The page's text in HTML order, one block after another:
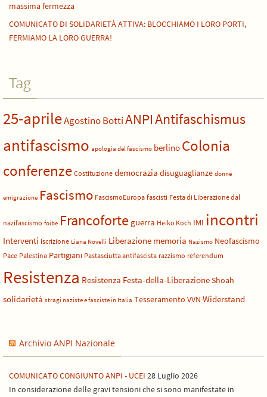
massima fermezza
COMUNICATO DI SOLIDARIETÀ ATTIVA: BLOCCHIAMO I LORO PORTI,
FERMIAMO LA LORO GUERRA!
Tag
25-aprileAgostino BottiANPIAntifaschismus
antifascismo apologia del fascismo berlino Colonia
conferenze Costituzione democrazia disuguaglianze donne
emigrazione Fascismo FascismoEuropa fascisti Festa di Liberazione dal
nazifascismo foibe Francoforte guerra Heiko Koch IMI incontri
Interventi Iscrizione Liana Novelli Liberazione memoria Nazismo Neofascismo
Pace Palestina Partigiani Pastasciutta antifascista razzismo referendum
Resistenza Resistenza Festa-della-LiberazioneShoah
solidarietà stragi naziste e fasciste in Italia Tesseramento VVN Widerstand
Archivio ANPI Nazionale
COMUNICATO CONGIUNTO ANPI - UCEI 28 Luglio 2026
In considerazione delle gravi tensioni che si sono manifestate in